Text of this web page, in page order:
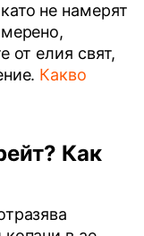
не намерят
от елия свят,
Какво
Как